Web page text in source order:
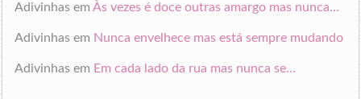
Adivinhasem Às vezes é doce outras amargo mas nunca…
Adivinhasem Nunca envelhece mas está sempre mudando
Adivinhasem Em cada lado da rua mas nunca se…